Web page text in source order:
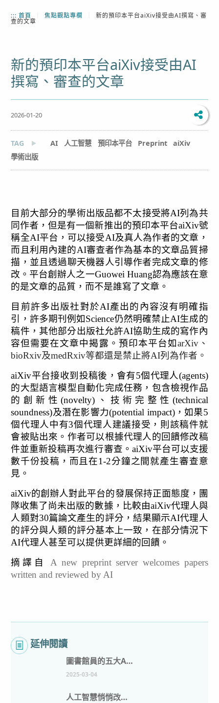
:::首頁 焦點觀點專欄 新的預印本平台aiXiv接受由AI撰寫、審
查的文章
新的預印本平台aiXiv接受由AI
撰寫、審查的文章
2026-01-20
TAG AI 人工智慧 預印本平台 Preprint
aiXiv
學術出版
目前大部分的學術出版品都不太接受將AI列為共
同作者，但是有一個新推出的預印本平台aiXiv號
稱全AI平台，可以接受AI及真人為作者的文章，
而且利用內建的AI審查者作為基本的文章品質掃
描，並且透過聊天機器人引導作者完成文章的修
改。平台創辦人之一Guowei Huang認為應該在意
的是文章的品質，而不是誰寫了文章。
目前許多出版社對於AI產出的內容沒有明確指
引，許多期刊例如Science仍然明確禁止AI生成的
稿件，其他部分出版社允許AI協助生成的寫作內
容但需要在文章中揭露。預印本平台如arXiv、
bioRxiv及medRxiv等都還是禁止將AI列為作者。
aiXiv平台接收到投稿後，會有5個代理人(agents)
的大型語言模型自動化完成任務，包含檢視作品
的創新性(novelty)、技術完整性(technical
soundness)及潛在影響力(potential impact)，如果5
個代理人中有3個代理人建議接受，則該稿件就
會被貼出來。作者可以根據代理人的回饋修改稿
件並重新投稿再次進行審查。aiXiv平台可以支援
數千份投稿，而且在1-2分鐘之間就產生審查意
見。
aiXiv的創辦人對此平台的發展保持正面態度，團
隊收集了尚未出版的數據，比較由aiXiv代理人與
人類對30篇論文產生的評分，結果顯示AI代理人
的評分與人類的評分基本上一致，在部分情況下
AI代理人甚至可以提供更詳細的回饋。
摘譯自 A new preprint server welcomes papers
written and reviewed by AI
延伸閱讀
圖書館員的五大AI工具：增強資訊管理
2025-03-04
人工智慧悄悄改變圖書館的5種方式